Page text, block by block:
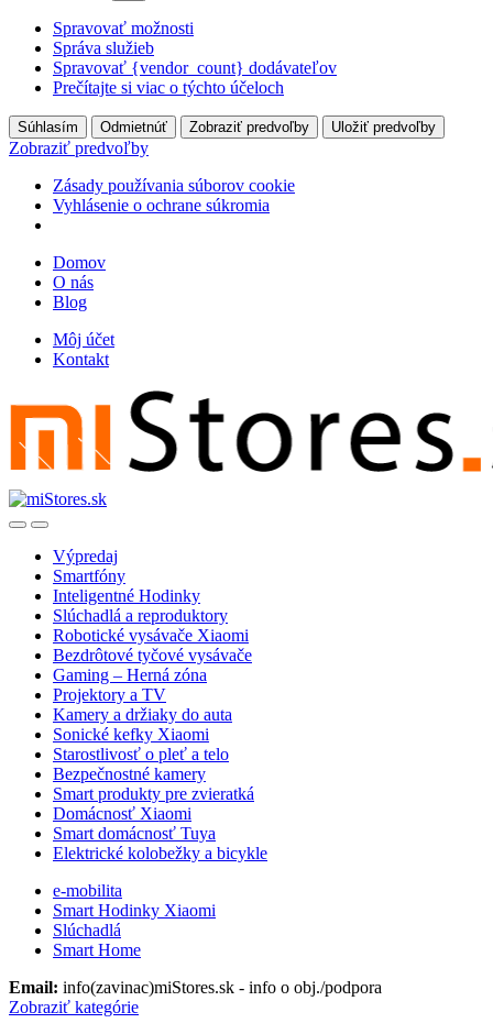
Spravovať možnosti
Správa služieb
Spravovať {vendor_count} dodávateľov
Prečítajte si viac o týchto účeloch
Súhlasím Odmietnúť Zobraziť predvoľby Uložiť predvoľby
Zobraziť predvoľby
Zásady používania súborov cookie
Vyhlásenie o ochrane súkromia
Skip
navigation
Skip
content
Domov
O nás
Blog
Môj účet
Kontakt
OpenClose
Výpredaj
Smartfóny
Inteligentné Hodinky
Slúchadlá a reproduktory
Robotické vysávače Xiaomi
Bezdrôtové tyčové vysávače
Gaming – Herná zóna
Projektory a TV
Kamery a držiaky do auta
Sonické kefky Xiaomi
Starostlivosť o pleť a telo
Bezpečnostné kamery
Smart produkty pre zvieratká
Domácnosť Xiaomi
Smart domácnosť Tuya
Elektrické kolobežky a bicykle
e-mobilita
Smart Hodinky Xiaomi
Slúchadlá
Smart Home
Email: info(zavinac)miStores.sk - info o obj./podpora
Zobraziť kategórie